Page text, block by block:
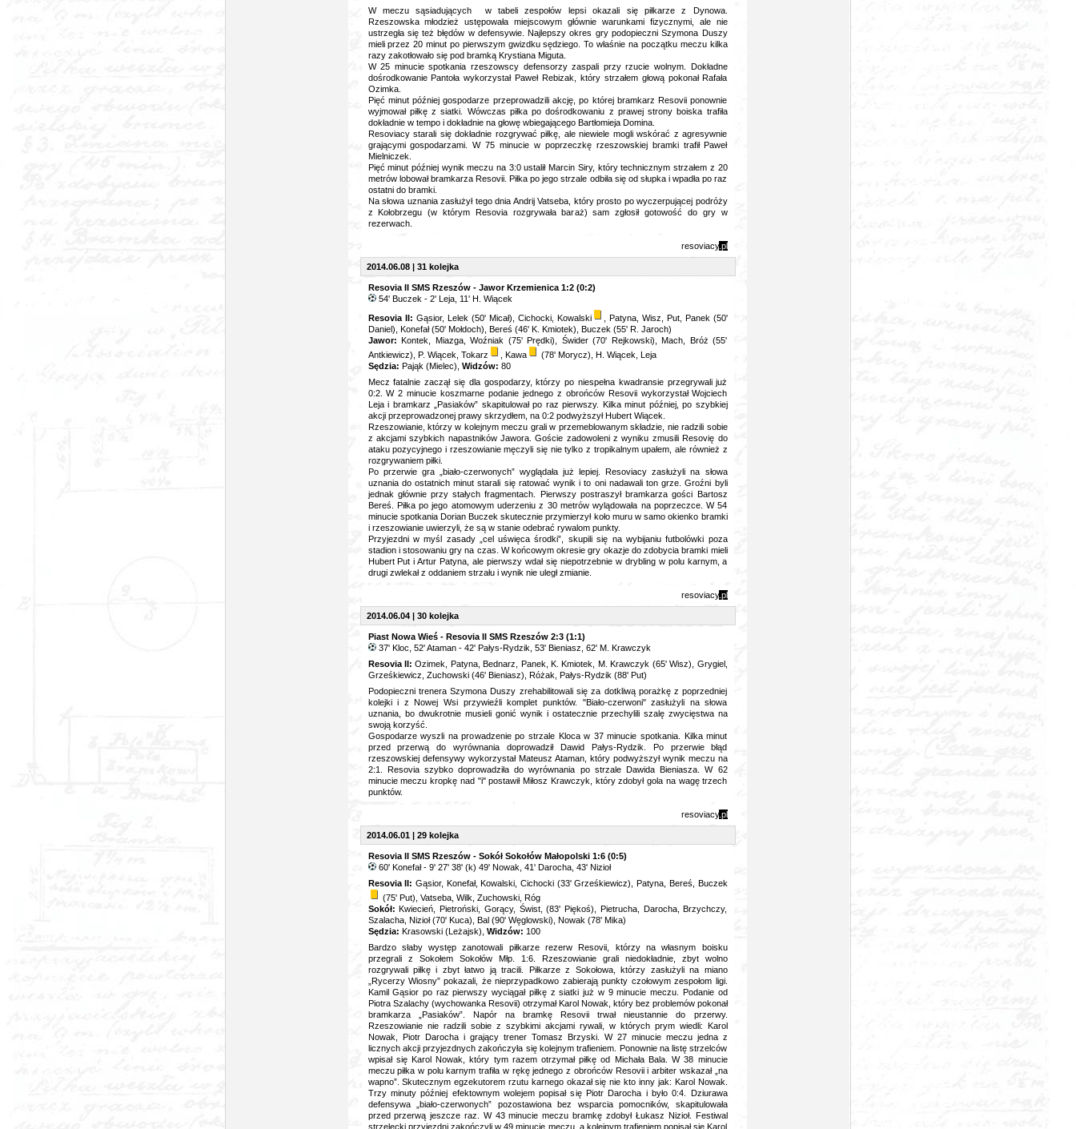
W meczu sąsiadujących w tabeli zespołów lepsi okazali się piłkarze z Dynowa.
Rzeszowska młodzież ustępowała miejscowym głównie warunkami fizycznymi, ale nie
ustrzegła się też błędów w defensywie. Najlepszy okres gry podopieczni Szymona Duszy
mieli przez 20 minut po pierwszym gwizdku sędziego. To właśnie na początku meczu kilka
razy zakotłowało się pod bramką Krystiana Miguta.
W 25 minucie spotkania rzeszowscy defensorzy zaspali przy rzucie wolnym. Dokładne
dośrodkowanie Pantoła wykorzystał Paweł Rebizak, który strzałem głową pokonał Rafała
Ozimka.
Pięć minut później gospodarze przeprowadzili akcję, po której bramkarz Resovii ponownie
wyjmował piłkę z siatki. Wówczas piłka po dośrodkowaniu z prawej strony boiska trafiła
dokładnie w tempo i dokładnie na głowę wbiegającego Bartłomieja Domina.
Resoviacy starali się dokładnie rozgrywać piłkę, ale niewiele mogli wskórać z agresywnie
grającymi gospodarzami. W 75 minucie w poprzeczkę rzeszowskiej bramki trafił Paweł
Mielniczek.
Pięć minut później wynik meczu na 3:0 ustalił Marcin Siry, który technicznym strzałem z 20
metrów lobował bramkarza Resovii. Piłka po jego strzale odbiła się od słupka i wpadła po raz
ostatni do bramki.
Na słowa uznania zasłużył tego dnia Andrij Vatseba, który prosto po wyczerpującej podróży
z Kołobrzegu (w którym Resovia rozgrywała baraż) sam zgłosił gotowość do gry w
rezerwach.
resoviacy.pl
2014.06.08 | 31 kolejka
Resovia II SMS Rzeszów - Jawor Krzemienica 1:2 (0:2)
54' Buczek - 2' Leja, 11' H. Wiącek
Resovia II: Gąsior, Lelek (50' Micał), Cichocki, Kowalski
, Patyna, Wisz, Put, Panek (50'
Daniel), Konefał (50' Mołdoch), Bereś (46' K. Kmiotek), Buczek (55' R. Jaroch)
Jawor: Kontek, Miazga, Woźniak (75' Prędki), Świder (70' Rejkowski), Mach, Bróż (55'
Antkiewicz), P. Wiącek, Tokarz
, Kawa
(78' Morycz), H. Wiącek, Leja
Sędzia: Pająk (Mielec), Widzów: 80
Mecz fatalnie zaczął się dla gospodarzy, którzy po niespełna kwadransie przegrywali już
0:2. W 2 minucie koszmarne podanie jednego z obrońców Resovii wykorzystał Wojciech
Leja i bramkarz „Pasiaków” skapitulował po raz pierwszy. Kilka minut później, po szybkiej
akcji przeprowadzonej prawy skrzydłem, na 0:2 podwyższył Hubert Wiącek.
Rzeszowianie, którzy w kolejnym meczu grali w przemeblowanym składzie, nie radzili sobie
z akcjami szybkich napastników Jawora. Goście zadowoleni z wyniku zmusili Resovię do
ataku pozycyjnego i rzeszowianie męczyli się nie tylko z tropikalnym upałem, ale również z
rozgrywaniem piłki.
Po przerwie gra „biało-czerwonych” wyglądała już lepiej. Resoviacy zasłużyli na słowa
uznania do ostatnich minut starali się ratować wynik i to oni nadawali ton grze. Groźni byli
jednak głównie przy stałych fragmentach. Pierwszy postraszył bramkarza gości Bartosz
Bereś. Piłka po jego atomowym uderzeniu z 30 metrów wylądowała na poprzeczce. W 54
minucie spotkania Dorian Buczek skutecznie przymierzył koło muru w samo okienko bramki
i rzeszowianie uwierzyli, że są w stanie odebrać rywalom punkty.
Przyjezdni w myśl zasady „cel uświęca środki”, skupili się na wybijaniu futbolówki poza
stadion i stosowaniu gry na czas. W końcowym okresie gry okazje do zdobycia bramki mieli
Hubert Put i Artur Patyna, ale pierwszy wdał się niepotrzebnie w drybling w polu karnym, a
drugi zwlekał z oddaniem strzału i wynik nie uległ zmianie.
resoviacy.pl
2014.06.04 | 30 kolejka
Piast Nowa Wieś - Resovia II SMS Rzeszów 2:3 (1:1)
37' Kloc, 52' Ataman - 42' Pałys-Rydzik, 53' Bieniasz, 62' M. Krawczyk
Resovia II: Ozimek, Patyna, Bednarz, Panek, K. Kmiotek, M. Krawczyk (65' Wisz), Grygiel,
Grześkiewicz, Zuchowski (46' Bieniasz), Różak, Pałys-Rydzik (88' Put)
Podopieczni trenera Szymona Duszy zrehabilitowali się za dotkliwą porażkę z poprzedniej
kolejki i z Nowej Wsi przywieźli komplet punktów. "Biało-czerwoni" zasłużyli na słowa
uznania, bo dwukrotnie musieli gonić wynik i ostatecznie przechylili szalę zwycięstwa na
swoją korzyść.
Gospodarze wyszli na prowadzenie po strzale Kloca w 37 minucie spotkania. Kilka minut
przed przerwą do wyrównania doprowadził Dawid Pałys-Rydzik. Po przerwie błąd
rzeszowskiej defensywy wykorzystał Mateusz Ataman, który podwyższył wynik meczu na
2:1. Resovia szybko doprowadziła do wyrównania po strzale Dawida Bieniasza. W 62
minucie meczu kropkę nad "i" postawił Miłosz Krawczyk, który zdobył gola na wagę trzech
punktów.
resoviacy.pl
2014.06.01 | 29 kolejka
Resovia II SMS Rzeszów - Sokół Sokołów Małopolski 1:6 (0:5)
60' Konefał - 9' 27' 38' (k) 49' Nowak, 41' Darocha, 43' Nizioł
Resovia II: Gąsior, Konefał, Kowalski, Cichocki (33' Grześkiewicz), Patyna, Bereś, Buczek
(75' Put), Vatseba, Wilk, Zuchowski, Róg
Sokół: Kwiecień, Pietroński, Gorący, Świst, (83' Piękoś), Pietrucha, Darocha, Brzychczy,
Szalacha, Nizioł (70' Kuca), Bal (90' Węglowski), Nowak (78' Mika)
Sędzia: Krasowski (Leżajsk), Widzów: 100
Bardzo słaby występ zanotowali piłkarze rezerw Resovii, którzy na własnym boisku
przegrali z Sokołem Sokołów Młp. 1:6. Rzeszowianie grali niedokładnie, zbyt wolno
rozgrywali piłkę i zbyt łatwo ją tracili. Piłkarze z Sokołowa, którzy zasłużyli na miano
„Rycerzy Wiosny” pokazali, że nieprzypadkowo zabierają punkty czołowym zespołom ligi.
Kamil Gąsior po raz pierwszy wyciągał piłkę z siatki już w 9 minucie meczu. Podanie od
Piotra Szalachy (wychowanka Resovii) otrzymał Karol Nowak, który bez problemów pokonał
bramkarza „Pasiaków”. Napór na bramkę Resovii trwał nieustannie do przerwy.
Rzeszowianie nie radzili sobie z szybkimi akcjami rywali, w których prym wiedli: Karol
Nowak, Piotr Darocha i grający trener Tomasz Brzyski. W 27 minucie meczu jedna z
licznych akcji przyjezdnych zakończyła się kolejnym trafieniem. Ponownie na listę strzelców
wpisał się Karol Nowak, który tym razem otrzymał piłkę od Michała Bala. W 38 minucie
meczu piłka w polu karnym trafiła w rękę jednego z obrońców Resovii i arbiter wskazał „na
wapno”. Skutecznym egzekutorem rzutu karnego okazał się nie kto inny jak: Karol Nowak.
Trzy minuty później efektownym wolejem popisał się Piotr Darocha i było 0:4. Dziurawa
defensywa „biało-czerwonych” pozostawiona bez wsparcia pomocników, skapitulowała
przed przerwą jeszcze raz. W 43 minucie meczu bramkę zdobył Łukasz Nizioł. Festiwal
strzelecki przyjezdni zakończyli w 49 minucie meczu, a kolejnym trafieniem popisał się Karol